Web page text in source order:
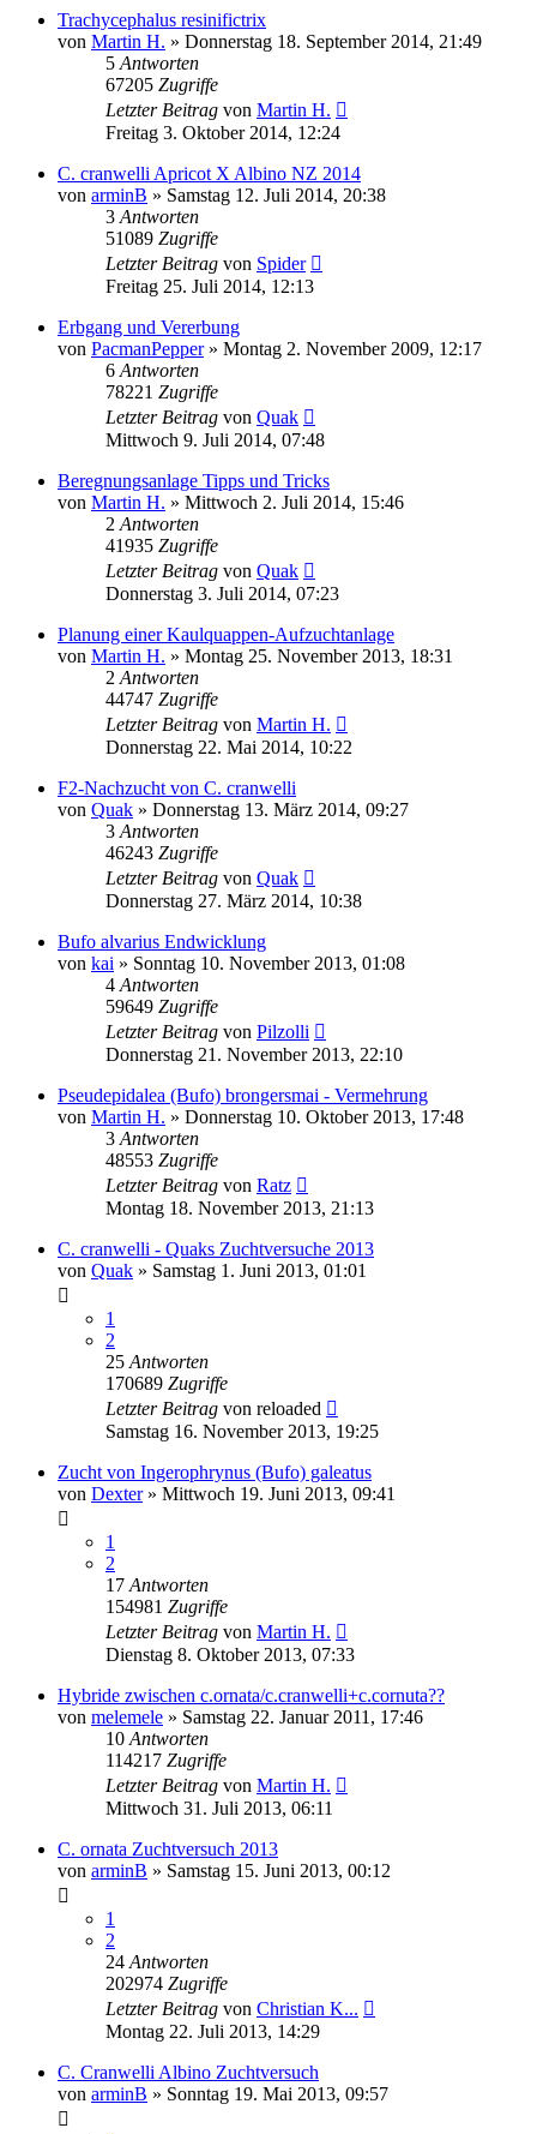
Trachycephalus resinifictrix
von Martin H. » Donnerstag 18. September 2014, 21:49
5 Antworten
67205 Zugriffe
Letzter Beitrag von Martin H.
Freitag 3. Oktober 2014, 12:24
C. cranwelli Apricot X Albino NZ 2014
von arminB » Samstag 12. Juli 2014, 20:38
3 Antworten
51089 Zugriffe
Letzter Beitrag von Spider
Freitag 25. Juli 2014, 12:13
Erbgang und Vererbung
von PacmanPepper» Montag 2. November 2009, 12:17
6 Antworten
78221 Zugriffe
Letzter Beitrag von Quak
Mittwoch 9. Juli 2014, 07:48
Beregnungsanlage Tipps und Tricks
von Martin H. » Mittwoch 2. Juli 2014, 15:46
2 Antworten
41935 Zugriffe
Letzter Beitrag von Quak
Donnerstag 3. Juli 2014, 07:23
Planung einer Kaulquappen-Aufzuchtanlage
von Martin H. » Montag 25. November 2013, 18:31
2 Antworten
44747 Zugriffe
Letzter Beitrag von Martin H.
Donnerstag 22. Mai 2014, 10:22
F2-Nachzucht von C. cranwelli
von Quak » Donnerstag 13. März 2014, 09:27
3 Antworten
46243 Zugriffe
Letzter Beitrag von Quak
Donnerstag 27. März 2014, 10:38
Bufo alvarius Endwicklung
von kai » Sonntag 10. November 2013, 01:08
4 Antworten
59649 Zugriffe
Letzter Beitrag von Pilzolli
Donnerstag 21. November 2013, 22:10
Pseudepidalea (Bufo) brongersmai - Vermehrung
von Martin H. » Donnerstag 10. Oktober 2013, 17:48
3 Antworten
48553 Zugriffe
Letzter Beitrag von Ratz
Montag 18. November 2013, 21:13
C. cranwelli - Quaks Zuchtversuche 2013
von Quak » Samstag 1. Juni 2013, 01:01
1
2
25 Antworten
170689 Zugriffe
Letzter Beitrag von reloaded
Samstag 16. November 2013, 19:25
Zucht von Ingerophrynus (Bufo) galeatus
von Dexter» Mittwoch 19. Juni 2013, 09:41
1
2
17 Antworten
154981 Zugriffe
Letzter Beitrag von Martin H.
Dienstag 8. Oktober 2013, 07:33
Hybride zwischen c.ornata/c.cranwelli+c.cornuta??
von melemele » Samstag 22. Januar 2011, 17:46
10 Antworten
114217 Zugriffe
Letzter Beitrag von Martin H.
Mittwoch 31. Juli 2013, 06:11
C. ornata Zuchtversuch 2013
von arminB » Samstag 15. Juni 2013, 00:12
1
2
24 Antworten
202974 Zugriffe
Letzter Beitrag von Christian K...
Montag 22. Juli 2013, 14:29
C. Cranwelli Albino Zuchtversuch
von arminB » Sonntag 19. Mai 2013, 09:57